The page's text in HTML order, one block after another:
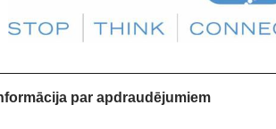
par apdraudējumiem